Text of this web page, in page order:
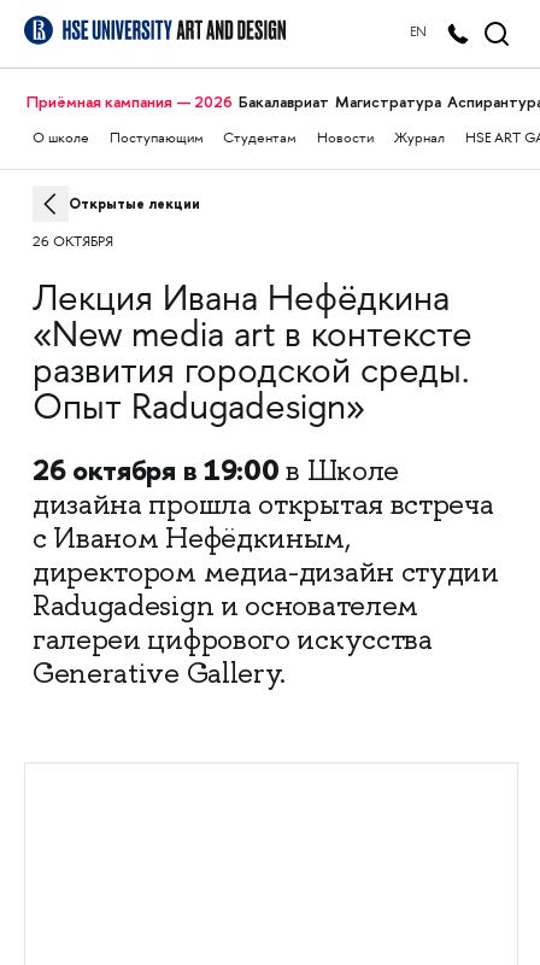
EN
Приёмная кампания — 2026 Бакалавриат Магистратура
О школе Поступающим Студентам Новости Журнал HSE ART
Открытые лекции
26 ОКТЯБРЯ
Лекция Ивана Нефёдкина
«New media art в контексте
развития городской среды.
Опыт Radugadesign»
26 октября в 19:00в Школе
дизайна прошла открытая встреча
с Иваном Нефёдкиным,
директором медиа-дизайн студии
Radugadesign и основателем
галереи цифрового искусства
Generative Gallery.